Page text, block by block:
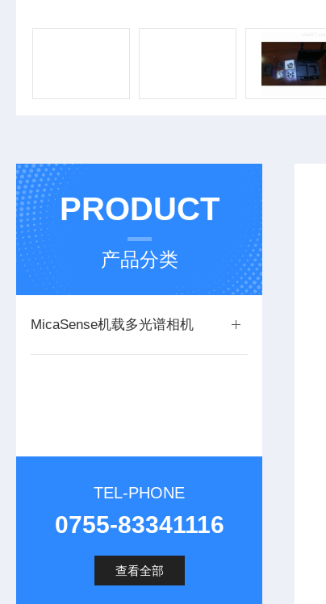
PRODUCT
产品分类
MicaSense机载多光谱相机
TEL-PHONE
0755-83341116
查看全部